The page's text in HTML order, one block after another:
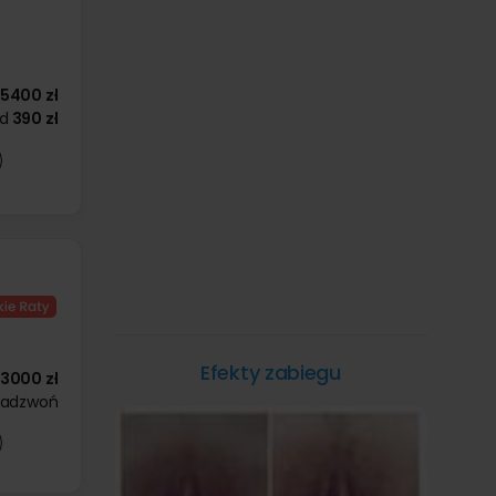
5400 zł
390 zł
3000 zł
Efekty zabiegu